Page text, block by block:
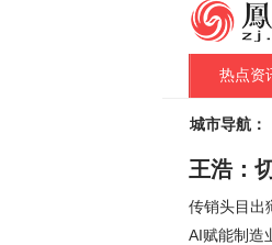
热点资
城市导航：
王浩：
传销头目出
AI赋能制造